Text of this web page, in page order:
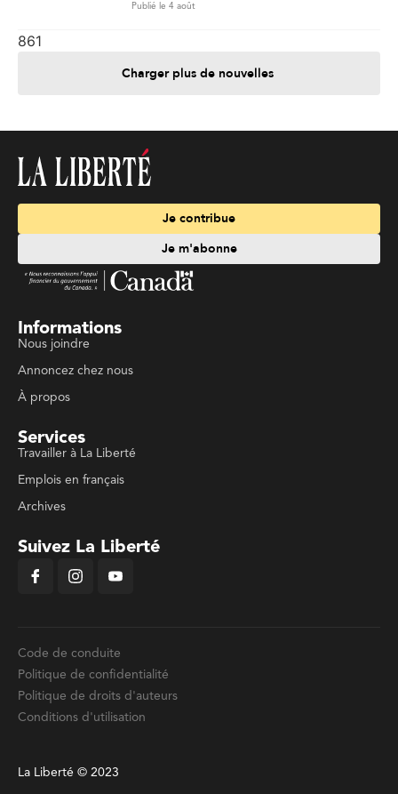
Publié le 4 août
861
Charger plus de nouvelles
Je contribue
Je m'abonne
Informations
Nous joindre
Annoncez chez nous
À propos
Services
Travailler à La Liberté
Emplois en français
Archives
Suivez La Liberté
Code de conduite
Politique de confidentialité
Politique de droits d'auteurs
Conditions d'utilisation
La Liberté © 2023